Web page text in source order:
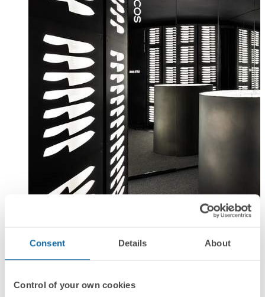
Consent Details About
Control of your own cookies
CuldeSac | Arcos